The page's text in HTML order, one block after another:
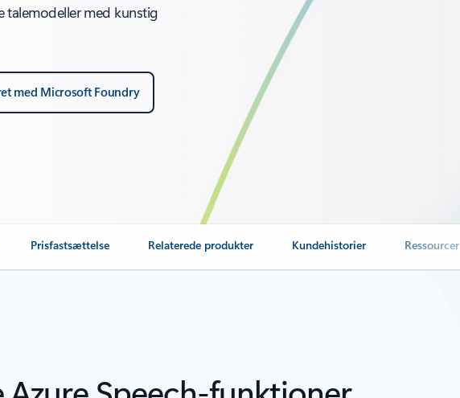
talemodeller med kunstig
med Microsoft Foundry
Prisfastsættelse Relaterede produkter Kundehistorier Ressourcer